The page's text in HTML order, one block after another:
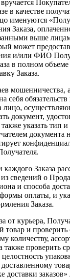
в качестве
именуются
Заказа,
выше
может
и/или ФИО
в полном
Заказа.
мошенничества,
себя
лицо,
документ,
указать тип
документа
Заказа
сведений о
и способа
оплаты, и
Заказа.
от курьера,
товар и проверить
количеству,
также проверить
доставки